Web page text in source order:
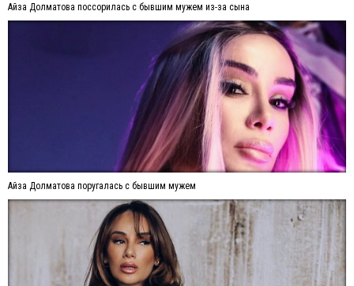
Айза Долматова поссорилась с бывшим мужем из-за сына
Айза Долматова поругалась с бывшим мужем